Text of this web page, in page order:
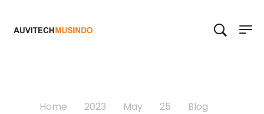
Home 2023 May 25 Blog